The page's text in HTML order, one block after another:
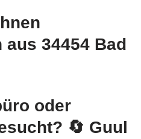
34454 Bad
oder
🔄 Guul